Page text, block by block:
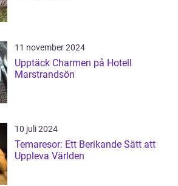
11 november 2024
Upptäck Charmen på Hotell
Marstrandsön
10 juli 2024
Temaresor: Ett Berikande Sätt att
Uppleva Världen